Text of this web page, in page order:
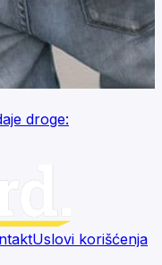
droge:
Uslovi korišćenja